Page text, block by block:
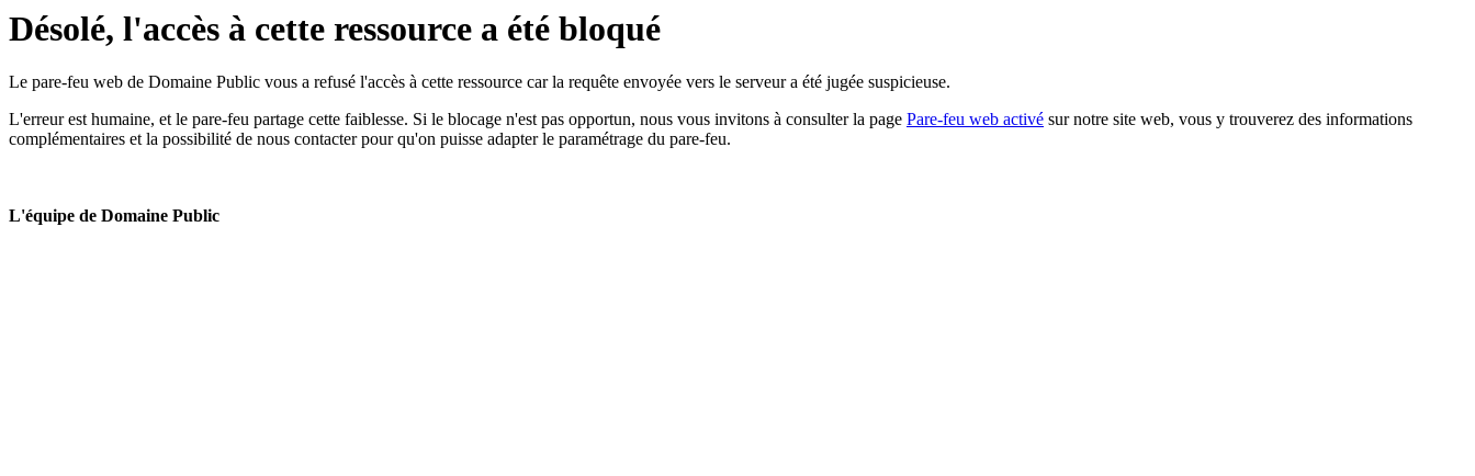
Désolé, l'accès à cette ressource a été bloqué
Le pare-feu web de Domaine Public vous a refusé l'accès à cette ressource car la requête envoyée vers le serveur a été jugée suspicieuse.
L'erreur est humaine, et le pare-feu partage cette faiblesse. Si le blocage n'est pas opportun, nous vous invitons à consulter la page Pare-feu web activé sur notre site web, vous y trouverez des informations
complémentaires et la possibilité de nous contacter pour qu'on puisse adapter le paramétrage du pare-feu.
L'équipe de Domaine Public